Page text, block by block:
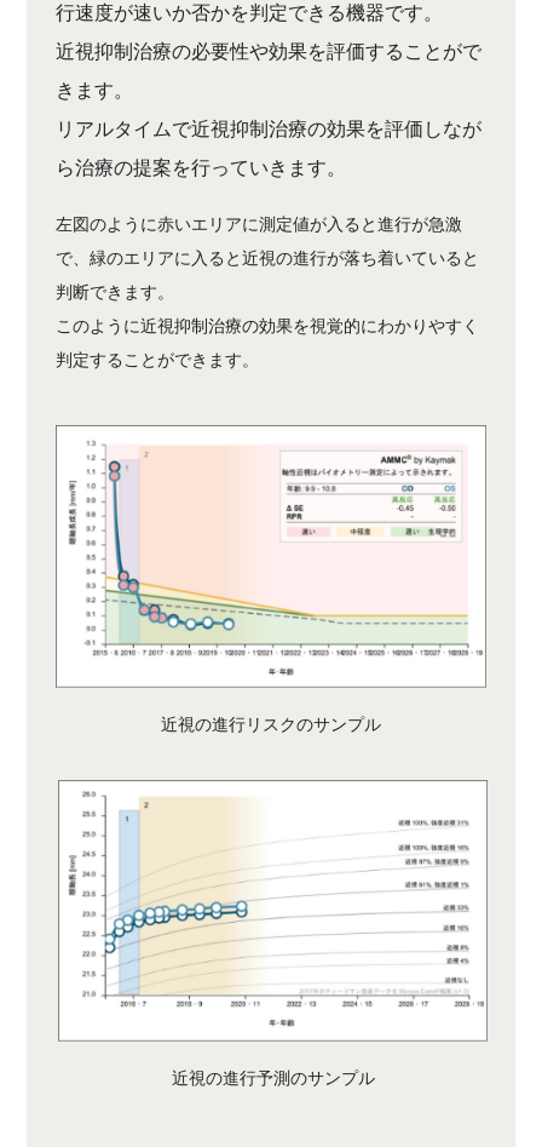
行速度が速いか否かを判定できる機器です。
近視抑制治療の必要性や効果を評価することがで
きます。
リアルタイムで近視抑制治療の効果を評価しなが
ら治療の提案を行っていきます。
左図のように赤いエリアに測定値が入ると進行が急激
で、緑のエリアに入ると近視の進行が落ち着いていると
判断できます。
このように近視抑制治療の効果を視覚的にわかりやすく
判定することができます。
近視の進行リスクのサンプル
近視の進行予測のサンプル